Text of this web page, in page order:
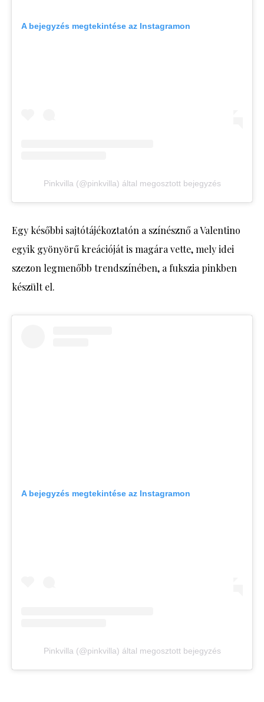
A bejegyzés megtekintése az Instagramon
Pinkvilla (@pinkvilla) által megosztott bejegyzés
Egy későbbi sajtótájékoztatón a színésznő a Valentino
egyik gyönyörű kreációját is magára vette, mely idei
szezon legmenőbb trendszínében, a fukszia pinkben
készült el.
A bejegyzés megtekintése az Instagramon
Pinkvilla (@pinkvilla) által megosztott bejegyzés